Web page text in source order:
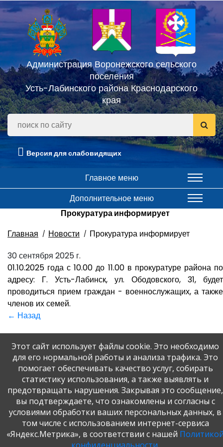
Администрация Воронежского сельского
поселения
Усть-Лабинского района Краснодарского
края
Версия для слабовидящих
Главное меню
Дополнительное меню
Прокуратура информирует
Главная
Новости
Прокуратура информирует
30 сентября 2025 г.
01.10.2025 года с 10.00 до 11.00 в прокуратуре района по
адресу: Г. Усть-Лабинск, ул. Ободовского, 31, будет
проводиться прием граждан - военнослужащих, а также
членов их семей.
← Назад
© 2020-2026. Разработка и поддержка: ООО
«СибСР»
Все права защищены законом
и международными соглашениями.
Этот сайт использует файлы cookie. Это необходимо
для его нормальной работы и анализа трафика. Это
помогает обеспечивать качество услуг, собирать
статистику использования, а также выявлять и
предотвращать нарушения. Закрывая это сообщение,
вы подтверждаете, что ознакомлены и согласны с
условиями обработки ваших персональных данных, в
том числе с использованием интернет-сервиса
«Яндекс.Метрика», в соответствии с нашей